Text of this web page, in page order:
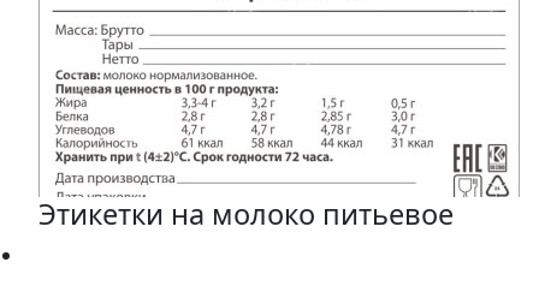
Этикетки на молоко питьевое